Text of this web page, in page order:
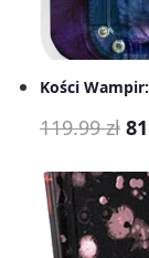
Kości
119.99zł